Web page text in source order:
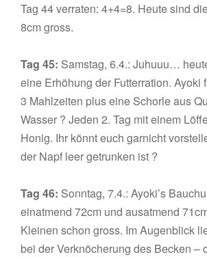
Tag 44 verraten: 4+4=8. Heute sind
8cm gross.
Tag 45: Samstag, 6.4.: Juhuuu…
eine Erhöhung der Futterration. Ayoki
3 Mahlzeiten plus eine Schorle aus
Wasser ? Jeden 2. Tag mit einem
Honig. Ihr könnt euch garnicht
der Napf leer getrunken ist ?
Tag 46: Sonntag, 7.4.: Ayoki’s
einatmend 72cm und ausatmend
Kleinen schon gross. Im Augenblick
bei der Verknöcherung des Becken –